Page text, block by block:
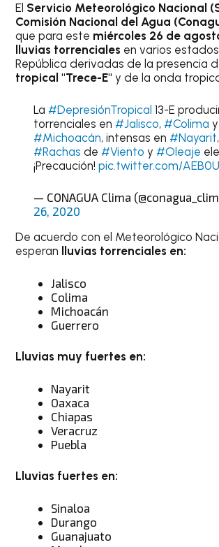
El Servicio Meteorológico Nacional
Comisión Nacional del Agua
que para este miércoles 26 de
lluvias torrenciales en varios
República derivadas de la presencia
tropical "Trece-E"y de la onda
La #DepresiónTropical 13-E
torrenciales en #Jalisco, #Colima y
#Michoacán, intensas en #Nayarit
#Rachas de #Viento y #Oleaje
¡Precaución! pic.twitter.com/
— CONAGUA Clima
26, 2020
De acuerdo con el Meteorológico
esperan
lluvias torrenciales en:
Jalisco
Colima
Michoacán
Guerrero
Lluvias muy fuertes en:
Nayarit
Oaxaca
Chiapas
Veracruz
Puebla
Lluvias fuertes en:
Sinaloa
Durango
Guanajuato